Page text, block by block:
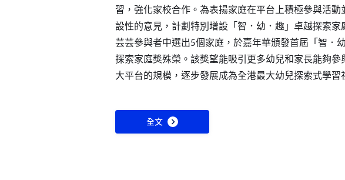
習，強化家校合作。為表揚家庭在平台上積極參與活動
設性的意見，計劃特別增設「智．幼．趣」卓越探索家
芸芸參與者中選出5個家庭，於嘉年華頒發首屆「智．
探索家庭獎殊榮。該獎望能吸引更多幼兒和家長能夠參
大平台的規模，逐步發展成為全港最大幼兒探索式學習
全文